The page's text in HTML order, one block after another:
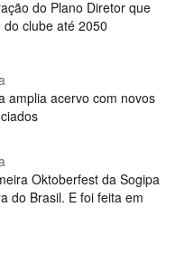
do Plano Diretor que
clube até 2050
amplia acervo com novos
Oktoberfest da Sogipa
do Brasil. E foi feita em